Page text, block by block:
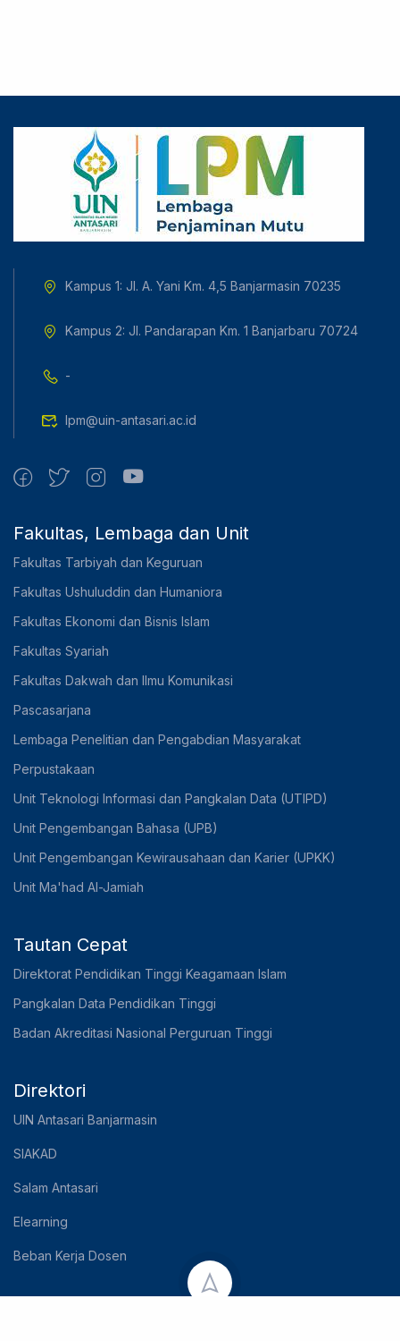
Kampus 1: Jl. A. Yani Km. 4,5 Banjarmasin 70235
Kampus 2: Jl. Pandarapan Km. 1 Banjarbaru 70724
-
lpm@uin-antasari.ac.id
Fakultas, Lembaga dan Unit
Fakultas Tarbiyah dan Keguruan
Fakultas Ushuluddin dan Humaniora
Fakultas Ekonomi dan Bisnis Islam
Fakultas Syariah
Fakultas Dakwah dan Ilmu Komunikasi
Pascasarjana
Lembaga Penelitian dan Pengabdian Masyarakat
Perpustakaan
Unit Teknologi Informasi dan Pangkalan Data (UTIPD)
Unit Pengembangan Bahasa (UPB)
Unit Pengembangan Kewirausahaan dan Karier (UPKK)
Unit Ma'had Al-Jamiah
Tautan Cepat
Direktorat Pendidikan Tinggi Keagamaan Islam
Pangkalan Data Pendidikan Tinggi
Badan Akreditasi Nasional Perguruan Tinggi
Direktori
UIN Antasari Banjarmasin
SIAKAD
Salam Antasari
Elearning
Beban Kerja Dosen